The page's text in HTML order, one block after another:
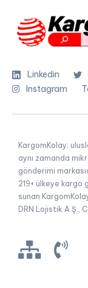
Linkedin
Instagram
KargomKolay;
aynı zamanda
gönderimi
219+ ülkeye kargo
sunan
DRN Lojistik A.Ş.,